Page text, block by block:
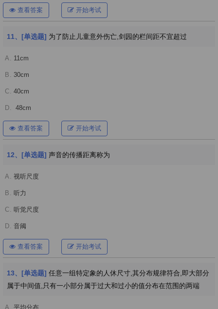
查看答案 开始考试
11、[单选题] 为了防止儿童意外伤亡,剑园的栏间距不宜超过
A. 11cm
B. 30cm
C. 40cm
D. 48cm
查看答案 开始考试
12、[单选题] 声音的传播距离称为
A. 视听尺度
B. 听力
C. 听觉尺度
D. 音阈
查看答案 开始考试
13、[单选题] 任意一组特定象的人休尺寸,其分布规律符合,即大部分
属于中间值,只有一小部分属于过大和过小的值分布在范围的两端
A. 平均分布